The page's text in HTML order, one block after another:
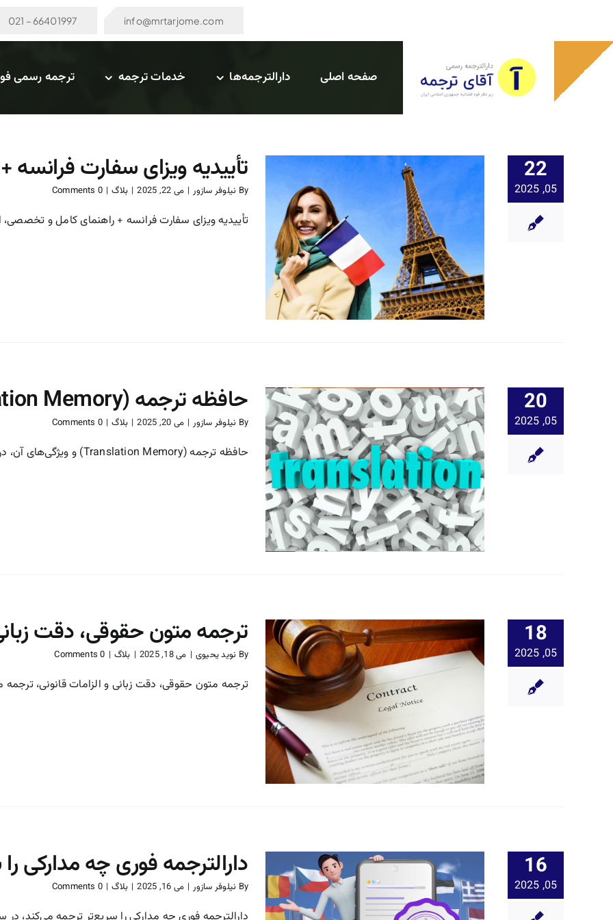
content
info@mrtarjome.com
66401997 – 021
صفحه اصلی دارالترجمه‌ها خدمات ترجمه ترجمه رسمی
22
05, 2025
تأییدیه ویزای سفارت فرانسه
تأییدیه ویزای سفارت
By نیلوفر سازور | می 22, 2025 | بلاگ |
0 Comments
تأییدیه ویزای سفارت فرانسه + راهنمای کامل و تخصصی،
20
05, 2025
حافظه ترجمه (Translation
حافظه ترجمه (Translation Memory) و ویژگی‌های آن
By نیلوفر سازور | می 20, 2025 | بلاگ |
0 Comments
حافظه ترجمه (Translation Memory) و ویژگی‌های آن، در دنیای ترجمه [...]
18
05, 2025
ترجمه متون حقوقی، دقت
ترجمه متون حقوقی، دقت
By نوید یحیوی | می 18, 2025 | بلاگ |
0 Comments
ترجمه متون حقوقی، دقت زبانی و الزامات قانونی،
16
05, 2025
دارالترجمه فوری چه مدارکی
By نیلوفر سازور | می 16, 2025 | بلاگ |
0 Comments